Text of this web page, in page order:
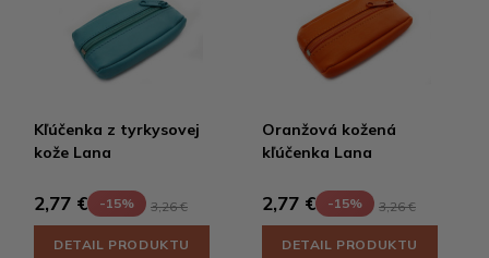
Kľúčenka z tyrkysovej
kože Lana
2,77 € -15% 3,26 €
DETAIL PRODUKTU
Oranžová kožená
kľúčenka Lana
2,77 € -15% 3,26 €
DETAIL PRODUKTU